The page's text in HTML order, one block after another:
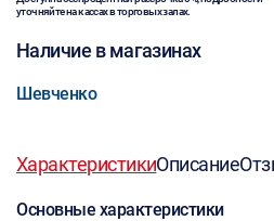
уточняйте на кассах в торговых залах.
Наличие в магазинах
Шевченко
ХарактеристикиОписание
Основные характеристики